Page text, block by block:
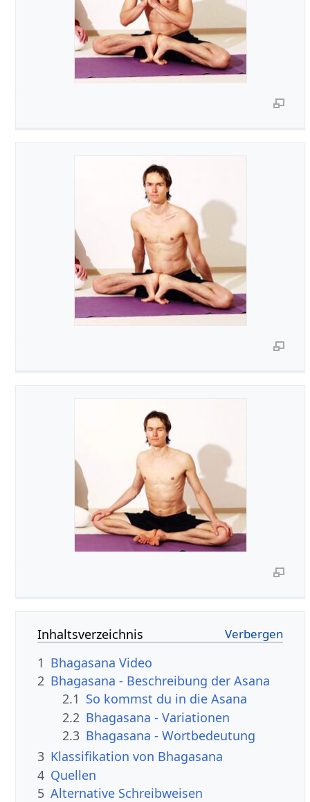
Inhaltsverzeichnis
1 Bhagasana Video
2 Bhagasana - Beschreibung der Asana
2.1 So kommst du in die Asana
2.2 Bhagasana - Variationen
2.3 Bhagasana - Wortbedeutung
3 Klassifikation von Bhagasana
4 Quellen
5 Alternative Schreibweisen